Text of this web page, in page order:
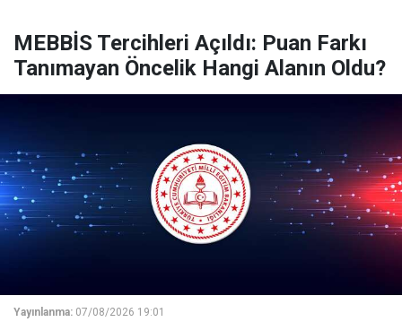
MEBBİS Tercihleri Açıldı: Puan Farkı
Tanımayan Öncelik Hangi Alanın Oldu?
Yayınlanma: 07/08/2026 19:01